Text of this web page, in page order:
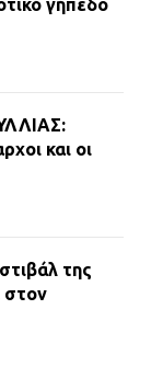
γήπεδο
και οι
της
στον